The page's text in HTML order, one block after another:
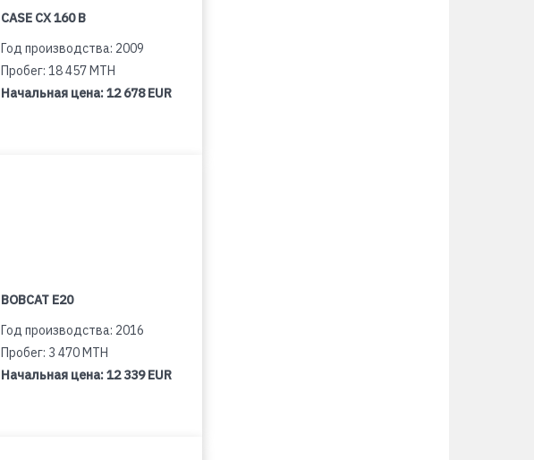
CASE CX 160 B
Год производства: 2009
Пробег: 18 457 MTH
Начальная цена:12 678 EUR
BOBCAT E20
Год производства: 2016
Пробег: 3 470 MTH
Начальная цена:12 339 EUR